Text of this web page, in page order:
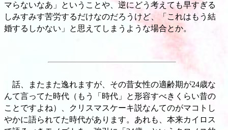
マらないなあ」ということや、逆にどう考えても早すぎる
しみすみす苦労するだけなのだろうけど、「これはもう結
婚するしかない」と思えてしまうような場合とか。
話、またまた逸れますが、その昔女性の適齢期が24歳な
んて言ってた時代（もう「時代」と形容すべきくらい昔の
ことですよね）、クリスマスケーキ説なんてのがマコトし
やかに語られてた時代があります。あれも、本来カイロス